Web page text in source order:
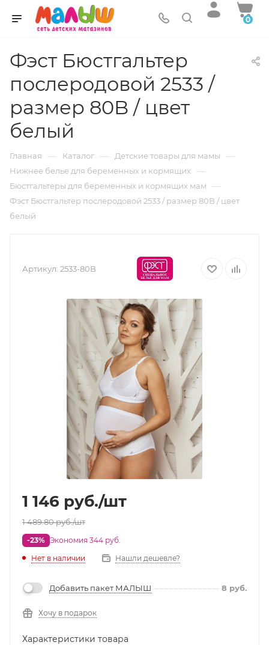
0
Фэст Бюстгальтер
послеродовой 2533 /
размер 80B / цвет
белый
Главная — Каталог — Детские товары для мамы —
Нижнее белье для беременных и кормящих —
Бюстгальтеры для беременных и кормящих мам —
Фэст Бюстгальтер послеродовой 2533 / размер 80B / цвет
белый
Артикул: 2533-80B
1 146 руб./шт
1 489.80руб./шт
-23% Экономия 344 руб.
Нет в наличии
Нашли дешевле?
Добавить пакет МАЛЫШ 8 руб.
Хочу в подарок
Характеристики товара